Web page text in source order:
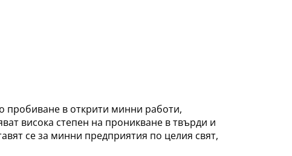
пробиване в открити минни работи,
висока степен на проникване в твърди и
се за минни предприятия по целия свят,